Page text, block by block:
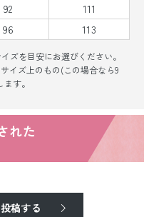
92
111
96 113
ズを目安にお選びください。
イズ上のもの(この場合なら9
す。
れた
稿する